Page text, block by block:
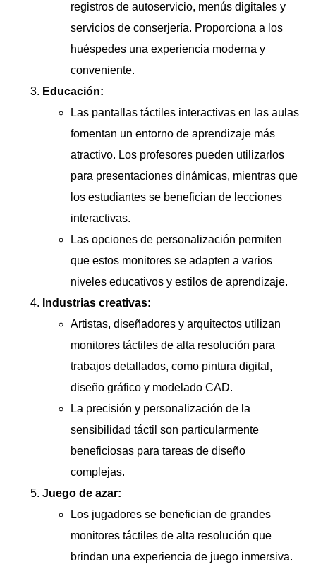
registros de autoservicio, menús digitales y
servicios de conserjería. Proporciona a los
huéspedes una experiencia moderna y
conveniente.
Educación:
Las pantallas táctiles interactivas en las aulas
fomentan un entorno de aprendizaje más
atractivo. Los profesores pueden utilizarlos
para presentaciones dinámicas, mientras que
los estudiantes se benefician de lecciones
interactivas.
Las opciones de personalización permiten
que estos monitores se adapten a varios
niveles educativos y estilos de aprendizaje.
Industrias creativas:
Artistas, diseñadores y arquitectos utilizan
monitores táctiles de alta resolución para
trabajos detallados, como pintura digital,
diseño gráfico y modelado CAD.
La precisión y personalización de la
sensibilidad táctil son particularmente
beneficiosas para tareas de diseño
complejas.
Juego de azar:
Los jugadores se benefician de grandes
monitores táctiles de alta resolución que
brindan una experiencia de juego inmersiva.